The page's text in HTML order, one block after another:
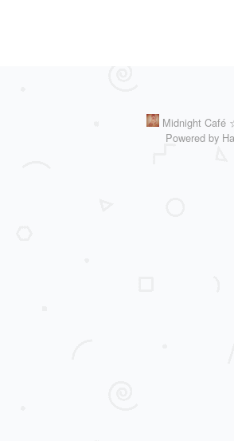
Midnight
Powered by